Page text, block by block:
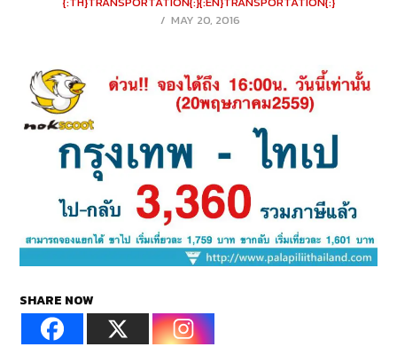
POSTED
MAY 20, 2016
SHARE NOW